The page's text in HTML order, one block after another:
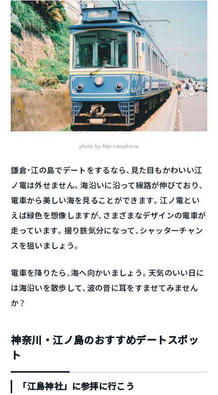
photo by Abe saxophone
鎌倉・江の島でデートをするなら、見た目もかわいい江
ノ電は外せません。海沿いに沿って線路が伸びており、
電車から美しい海を見ることができます。江ノ電とい
えば緑色を想像しますが、さまざまなデザインの電車が
走っています。撮り鉄気分になって、シャッターチャン
スを狙いましょう。
電車を降りたら、海へ向かいましょう。天気のいい日に
は海沿いを散歩して、波の音に耳をすませてみません
か？
神奈川・江ノ島のおすすめデートスポッ
ト
「江島神社」に参拝に行こう